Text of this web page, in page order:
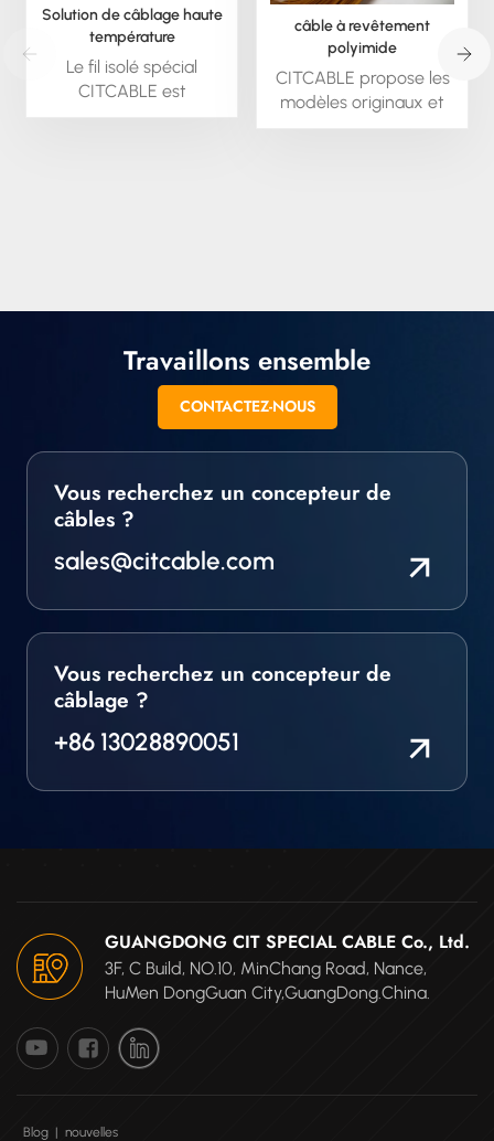
Solution de câblage haute
température
personnalisée pour les
défis les plus difficiles
Le fil isolé spécial
CITCABLE est
disponible sur mesure ;
autres.
câble à revêtement
polyimide
CITCABLE propose les
modèles originaux et
une large gamme de
Travaillons ensemble
CONTACTEZ-NOUS
Vous recherchez un concepteur de
câbles ?
sales@citcable.com
Vous recherchez un concepteur de
câblage ?
+86 13028890051
GUANGDONG CIT SPECIAL CABLE Co., Ltd.
3F, C Build, NO.10, MinChang Road, Nance,
HuMen DongGuan City,GuangDong.China.
Blog | nouvelles